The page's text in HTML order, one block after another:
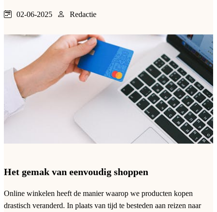
02-06-2025 Redactie
Het gemak van eenvoudig shoppen
Online winkelen heeft de manier waarop we producten kopen
drastisch veranderd. In plaats van tijd te besteden aan reizen naar